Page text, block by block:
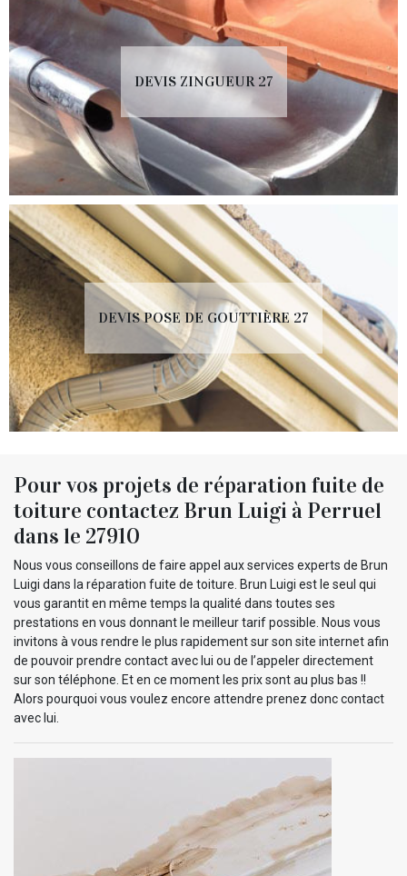
DEVIS ZINGUEUR 27
DEVIS POSE DE GOUTTIÈRE 27
Pour vos projets de réparation fuite de
toiture contactez Brun Luigi à Perruel
dans le 27910
Nous vous conseillons de faire appel aux services experts de Brun
Luigi dans la réparation fuite de toiture. Brun Luigi est le seul qui
vous garantit en même temps la qualité dans toutes ses
prestations en vous donnant le meilleur tarif possible. Nous vous
invitons à vous rendre le plus rapidement sur son site internet afin
de pouvoir prendre contact avec lui ou de l’appeler directement
sur son téléphone. Et en ce moment les prix sont au plus bas !!
Alors pourquoi vous voulez encore attendre prenez donc contact
avec lui.